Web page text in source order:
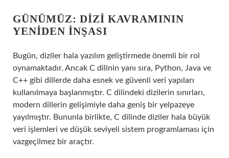
GÜNÜMÜZ: DIZI KAVRAMININ
YENIDEN İNŞASI
Bugün, diziler hala yazılım geliştirmede önemli bir rol
oynamaktadır. Ancak C dilinin yanı sıra, Python, Java ve
C++ gibi dillerde daha esnek ve güvenli veri yapıları
kullanılmaya başlanmıştır. C dilindeki dizilerin sınırları,
modern dillerin gelişimiyle daha geniş bir yelpazeye
yayılmıştır. Bununla birlikte, C dilinde diziler hala büyük
veri işlemleri ve düşük seviyeli sistem programlaması için
vazgeçilmez bir araçtır.